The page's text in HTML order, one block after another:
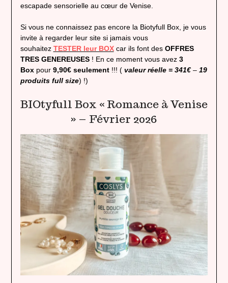
escapade sensorielle au cœur de Venise.
Si vous ne connaissez pas encore la Biotyfull Box, je vous
invite à regarder leur site si jamais vous
souhaitez TESTER leur BOXcar ils font des OFFRES
TRES GENEREUSES! En ce moment vous avez 3
Boxpour 9,90€ seulement!!! ( valeur réelle = 341€– 19
produits full size) !)
BIOtyfull Box « Romance à Venise
» – Février 2026